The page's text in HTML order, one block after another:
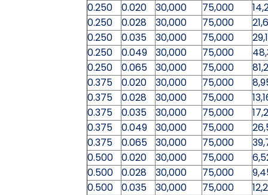
0.250
0.020 30,000 75,000
0.250
0.028 30,000 75,000
0.250
0.035 30,000 75,000
0.250
0.049 30,000 75,000
0.250
0.065 30,000 75,000
0.375
0.020 30,000 75,000
0.375
0.028 30,000 75,000
0.375
0.035 30,000 75,000
0.375
0.049 30,000 75,000
0.375
0.065 30,000 75,000
0.500
0.020 30,000 75,000
0.500
0.028 30,000 75,000
0.500
0.035 30,000 75,000